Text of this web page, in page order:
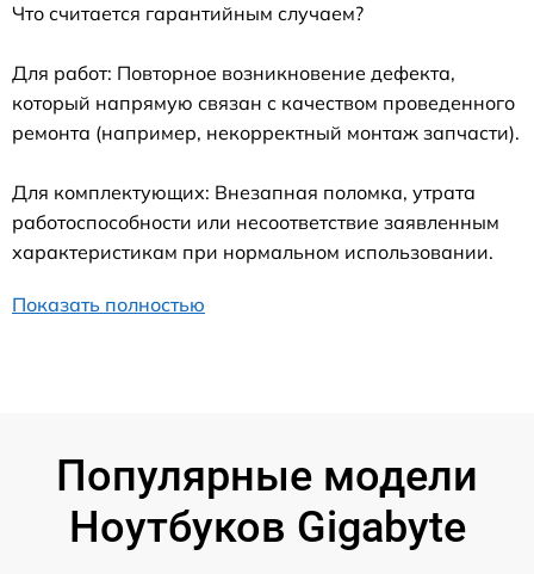
Что считается гарантийным случаем?
Для работ: Повторное возникновение дефекта,
который напрямую связан с качеством проведенного
ремонта (например, некорректный монтаж запчасти).
Для комплектующих: Внезапная поломка, утрата
работоспособности или несоответствие заявленным
характеристикам при нормальном использовании.
Показать полностью
Популярные модели
Ноутбуков Gigabyte